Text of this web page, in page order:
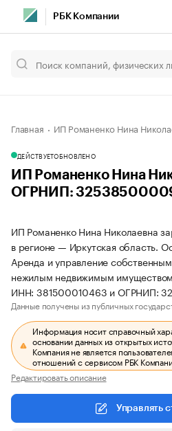
РБК Компании
Главная ИП Романенко Нина
ДЕЙСТВУЕТОБНОВЛЕНО
ИП Романенко Нина
ОГРНИП:
ИП Романенко Нина Николаевна
в регионе — Иркутская область.
Аренда и управление
нежилым недвижимым
ИНН: 381500010463 и ОГРНИП:
Данные получены из публичных
Информация носит справочный
основании данных из открытых
Компания не является
отношений с сервисом РБК
Редактировать описание
Управлять